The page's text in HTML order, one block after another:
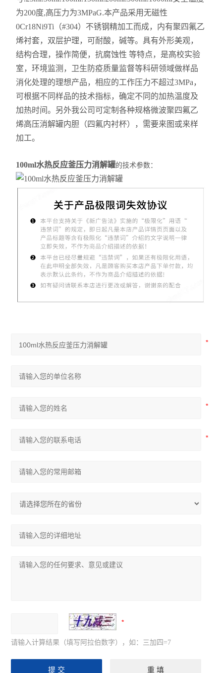
为200度,高压力为3MPaG.本产品采用无磁性
0Cr18Ni9Ti（#304）不锈钢精加工而成，内有聚四氟乙
烯衬套，双层护理，可耐酸，碱等。具有外形美观，
结构合理，操作简便，抗腐蚀性 等特点，是高校实验
室，环境监测，卫生防疫质量监督等科研领域做样品
消化处理的理想产品，相应的工作压力不超过3MPa，
可根据不同样品的技术指标，确定不同的加热温度及
加热时间。另外我公司可定制各种规格微波聚四氟乙
烯高压消解罐内胆（四氟内衬杯），需要来图或来样
加工。
100ml水热反应釜压力消解罐的技术参数：
请输入计算结果（填写阿拉伯数字），如：三加四=7